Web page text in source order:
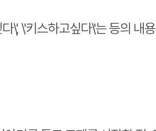
\', \'키스하고싶다\'는 등의 내